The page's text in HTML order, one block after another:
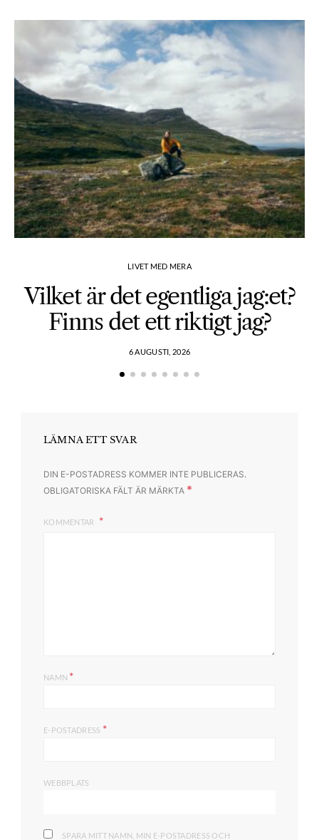
LIVET MED MERA
Vilket är det egentliga jag:et?
Finns det ett riktigt jag?
6 AUGUSTI, 2026
LÄMNA ETT SVAR
DIN E-POSTADRESS KOMMER INTE PUBLICERAS.
OBLIGATORISKA FÄLT ÄR MÄRKTA *
KOMMENTAR
NAMN *
E-POSTADRESS *
WEBBPLATS
SPARA MITT NAMN, MIN E-POSTADRESS OCH